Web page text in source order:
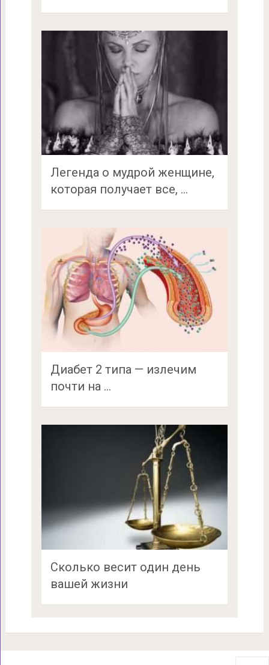
Легенда о мудрой женщине,
которая получает все, …
Диабет 2 типа — излечим
почти на …
Сколько весит один день
вашей жизни